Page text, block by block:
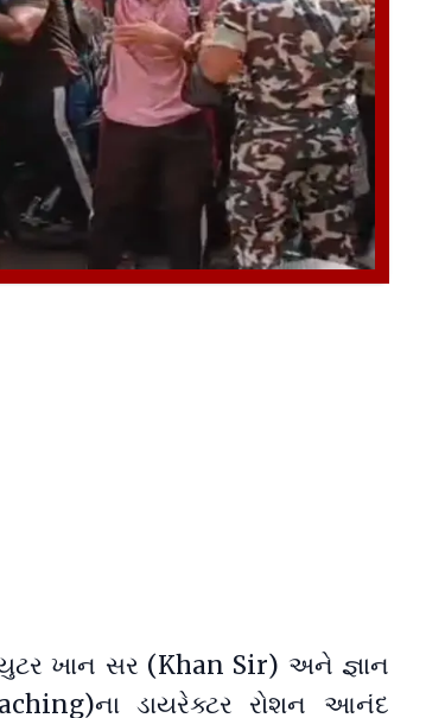
ખાન સર (Khan Sir) અને જ્ઞાન
ડાયરેક્ટર રોશન આનંદ